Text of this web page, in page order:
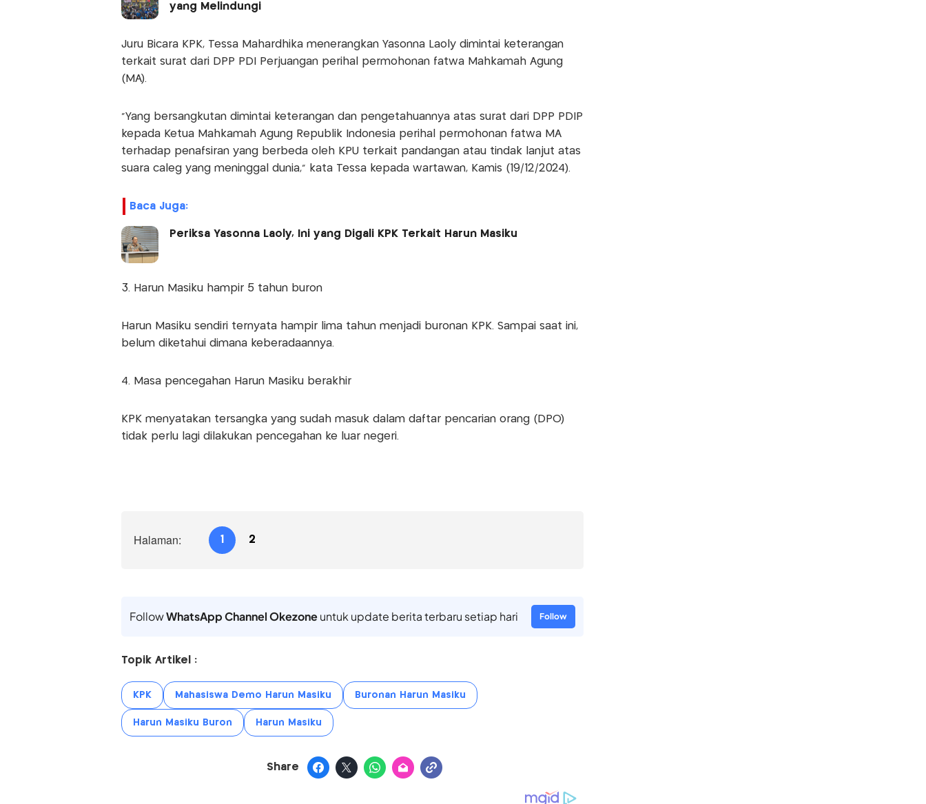
yang Melindungi
Juru Bicara KPK, Tessa Mahardhika menerangkan Yasonna Laoly dimintai keterangan
terkait surat dari DPP PDI Perjuangan perihal permohonan fatwa Mahkamah Agung
(MA).
“Yang bersangkutan dimintai keterangan dan pengetahuannya atas surat dari DPP PDIP
kepada Ketua Mahkamah Agung Republik Indonesia perihal permohonan fatwa MA
terhadap penafsiran yang berbeda oleh KPU terkait pandangan atau tindak lanjut atas
suara caleg yang meninggal dunia,” kata Tessa kepada wartawan, Kamis (19/12/2024).
Baca Juga:
Periksa Yasonna Laoly, Ini yang Digali KPK Terkait Harun Masiku
3. Harun Masiku hampir 5 tahun buron
Harun Masiku sendiri ternyata hampir lima tahun menjadi buronan KPK. Sampai saat ini,
belum diketahui dimana keberadaannya.
4. Masa pencegahan Harun Masiku berakhir
KPK menyatakan tersangka yang sudah masuk dalam daftar pencarian orang (DPO)
tidak perlu lagi dilakukan pencegahan ke luar negeri.
Halaman: 1 2
FollowWhatsApp Channel Okezoneuntuk update berita terbaru setiap hari Follow
Topik Artikel :
KPK Mahasiswa Demo Harun Masiku Buronan Harun Masiku
Harun Masiku Buron Harun Masiku
Share